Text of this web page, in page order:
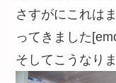
さすがにこれは
ってきました
そしてこうなり